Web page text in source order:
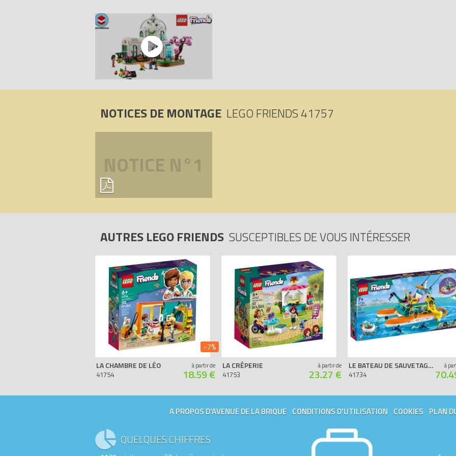
parfaitement et rendent la construction facile, et cela depuis 1958
- La sécurité avant tout – Les briques et les pièces LEGO Friends sont soumises à des tests de chute, de
analysées afin de s’assurer qu’elles répondent aux normes de sécurité les plus rigoureuses
Tous les prix duLEGO Friends 41757 Le jardin botanique (Botanical Garden)
Code EAN du LEGO Friends 41757 : 5702017415390.
NOTICES DE MONTAGE LEGO FRIENDS 41757
NOTICE N°1
AUTRES LEGO FRIENDS SUSCEPTIBLES DE VOUS INTÉRESSER
LA CHAMBRE DE LÉO
41754
à partir de
18.59 €
-7%
LA CRÊPERIE
41753
à partir de
23.27 €
LE BATEAU DE SAUVETAGE EN MER
41734
à
A PROPOS D'AVENUE DE LA BRIQUE CONDITIONS D'UTILISATION COOKIES PLAN
QUELQUES CHIFFRES